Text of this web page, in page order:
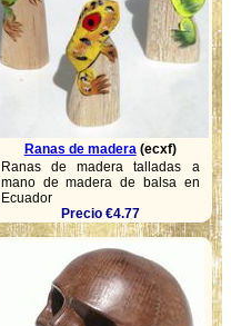
Ranas de madera(ecxf)
Ranas de madera talladas a
mano de madera de balsa en
Ecuador
Precio €4.77